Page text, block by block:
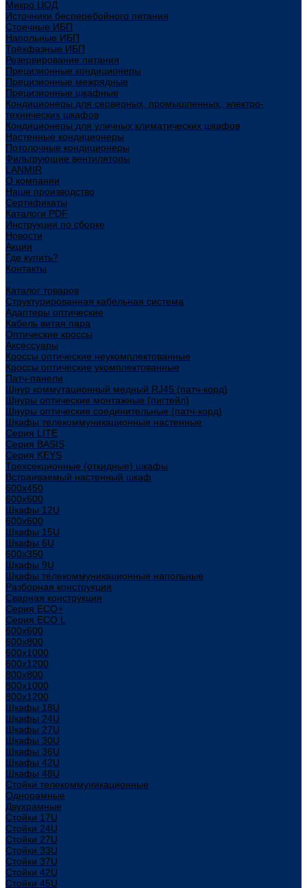
Микро ЦОД
Источники бесперебойного питания
Стоечные ИБП
Напольные ИБП
Трёхфазные ИБП
Резервирование питания
Прецизионные кондиционеры
Прецизионные межрядные
Прецизионные шкафные
Кондиционеры для серверных, промышленных, электро-
технических шкафов
Кондиционеры для уличных климатических шкафов
Настенные кондиционеры
Потолочные кондиционеры
Фильтрующие вентиляторы
LANMIR
О компании
Наше производство
Сертификаты
Каталоги PDF
Инструкции по сборке
Новости
Акции
Где купить?
Контакты
Каталог товаров
Структурированная кабельная система
Адаптеры оптические
Кабель витая пара
Оптические кроссы
Аксессуары
Кроссы оптические неукомплектованные
Кроссы оптические укомплектованные
Патч-панели
Шнур коммутационный медный RJ45 (патч-корд)
Шнуры оптические монтажные (пигтейл)
Шнуры оптические соединительные (патч-корд)
Шкафы телекоммуникационные настенные
Cерия LITE
Cерия BASIS
Cерия KEYS
Трехсекционные (откидные) шкафы
Встраиваемый настенный шкаф
600x450
600x600
Шкафы 12U
600x600
Шкафы 15U
Шкафы 6U
600x350
Шкафы 9U
Шкафы телекоммуникационные напольные
Разборная конструкция
Сварная конструкция
Серия ECO+
Серия ECO L
600x600
600x800
600х1000
600х1200
800x800
800х1000
800х1200
Шкафы 18U
Шкафы 24U
Шкафы 27U
Шкафы 30U
Шкафы 36U
Шкафы 42U
Шкафы 48U
Стойки телекоммуникационные
Однорамные
Двухрамные
Стойки 17U
Стойки 24U
Стойки 27U
Стойки 33U
Стойки 37U
Стойки 42U
Стойки 45U